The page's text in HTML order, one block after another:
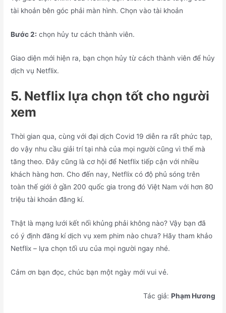
tài khoản bên góc phải màn hình. Chọn vào tài khoản
Bước 2: chọn hủy tư cách thành viên.
Giao diện mới hiện ra, bạn chọn hủy từ cách thành viên để hủy
dịch vụ Netflix.
5. Netflix lựa chọn tốt cho người
xem
Thời gian qua, cùng với đại dịch Covid 19 diễn ra rất phức tạp,
do vậy nhu cầu giải trí tại nhà của mọi người cũng vì thế mà
tăng theo. Đây cũng là cơ hội để Netflix tiếp cận với nhiều
khách hàng hơn. Cho đến nay, Netflix có độ phủ sóng trên
toàn thế giới ở gần 200 quốc gia trong đó Việt Nam với hơn 80
triệu tài khoản đăng kí.
Thật là mạng lưới kết nối khủng phải không nào? Vậy bạn đã
có ý định đăng kí dịch vụ xem phim nào chưa? Hãy tham khảo
Netflix – lựa chọn tối ưu của mọi người ngay nhé.
Cảm ơn bạn đọc, chúc bạn một ngày mới vui vẻ.
Tác giả: Phạm Hương